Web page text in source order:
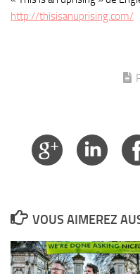
http://thisisanuprising.com/
VOUS AIMEREZ